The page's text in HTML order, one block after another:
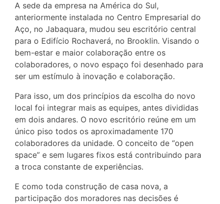
A sede da empresa na América do Sul,
anteriormente instalada no Centro Empresarial do
Aço, no Jabaquara, mudou seu escritório central
para o Edifício Rochaverá, no Brooklin. Visando o
bem-estar e maior colaboração entre os
colaboradores, o novo espaço foi desenhado para
ser um estímulo à inovação e colaboração.
Para isso, um dos princípios da escolha do novo
local foi integrar mais as equipes, antes divididas
em dois andares. O novo escritório reúne em um
único piso todos os aproximadamente 170
colaboradores da unidade. O conceito de “open
space” e sem lugares fixos está contribuindo para
a troca constante de experiências.
E como toda construção de casa nova, a
participação dos moradores nas decisões é